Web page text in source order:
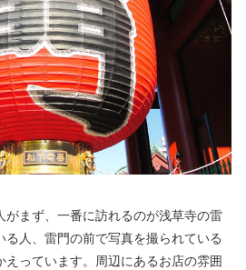
がまず、一番に訪れるのが浅草寺の雷
る人、雷門の前で写真を撮られている
えっています。周辺にあるお店の雰囲